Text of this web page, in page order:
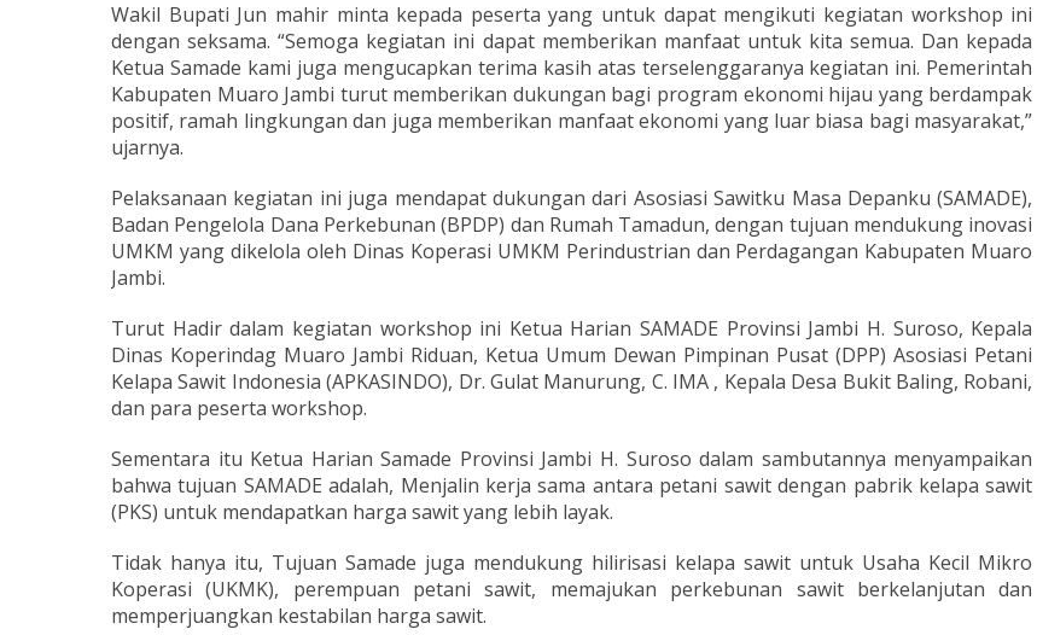
Wakil Bupati Jun mahir minta kepada peserta yang untuk dapat mengikuti kegiatan workshop ini
dengan seksama. “Semoga kegiatan ini dapat memberikan manfaat untuk kita semua. Dan kepada
Ketua Samade kami juga mengucapkan terima kasih atas terselenggaranya kegiatan ini. Pemerintah
Kabupaten Muaro Jambi turut memberikan dukungan bagi program ekonomi hijau yang berdampak
positif, ramah lingkungan dan juga memberikan manfaat ekonomi yang luar biasa bagi masyarakat,”
ujarnya.
Pelaksanaan kegiatan ini juga mendapat dukungan dari Asosiasi Sawitku Masa Depanku (SAMADE),
Badan Pengelola Dana Perkebunan (BPDP) dan Rumah Tamadun, dengan tujuan mendukung inovasi
UMKM yang dikelola oleh Dinas Koperasi UMKM Perindustrian dan Perdagangan Kabupaten Muaro
Jambi.
Turut Hadir dalam kegiatan workshop ini Ketua Harian SAMADE Provinsi Jambi H. Suroso, Kepala
Dinas Koperindag Muaro Jambi Riduan, Ketua Umum Dewan Pimpinan Pusat (DPP) Asosiasi Petani
Kelapa Sawit Indonesia (APKASINDO), Dr. Gulat Manurung, C. IMA , Kepala Desa Bukit Baling, Robani,
dan para peserta workshop.
Sementara itu Ketua Harian Samade Provinsi Jambi H. Suroso dalam sambutannya menyampaikan
bahwa tujuan SAMADE adalah, Menjalin kerja sama antara petani sawit dengan pabrik kelapa sawit
(PKS) untuk mendapatkan harga sawit yang lebih layak.
Tidak hanya itu, Tujuan Samade juga mendukung hilirisasi kelapa sawit untuk Usaha Kecil Mikro
Koperasi (UKMK), perempuan petani sawit, memajukan perkebunan sawit berkelanjutan dan
memperjuangkan kestabilan harga sawit.